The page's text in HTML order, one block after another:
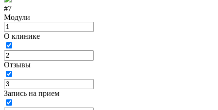
#7
Модули
О клинике
Отзывы
Запись на прием